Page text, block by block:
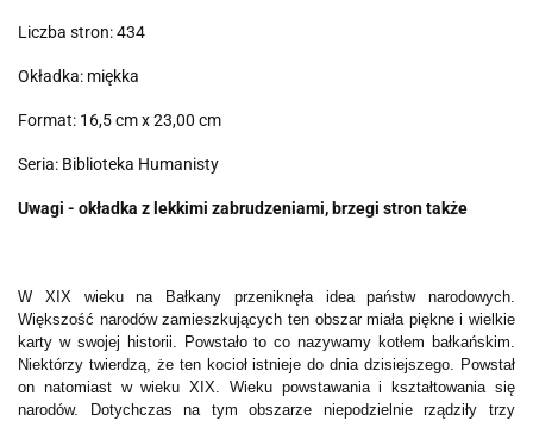
Liczba stron: 434
Okładka: miękka
Format: 16,5 cm x 23,00 cm
Seria: Biblioteka Humanisty
Uwagi - okładka z lekkimi zabrudzeniami, brzegi stron także
W XIX wieku na Bałkany przeniknęła idea państw narodowych.
Większość narodów zamieszkujących ten obszar miała piękne i wielkie
karty w swojej historii. Powstało to co nazywamy kotłem bałkańskim.
Niektórzy twierdzą, że ten kocioł istnieje do dnia dzisiejszego. Powstał
on natomiast w wieku XIX. Wieku powstawania i kształtowania się
narodów. Dotychczas na tym obszarze niepodzielnie rządziły trzy